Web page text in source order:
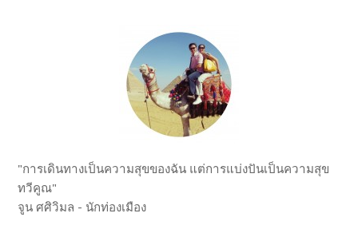
"การเดินทางเป็นความสุขของฉัน แต่การแบ่งปันเป็นความสุข
ทวีคูณ"
จูน ศศิวิมล - นักท่องเมือง